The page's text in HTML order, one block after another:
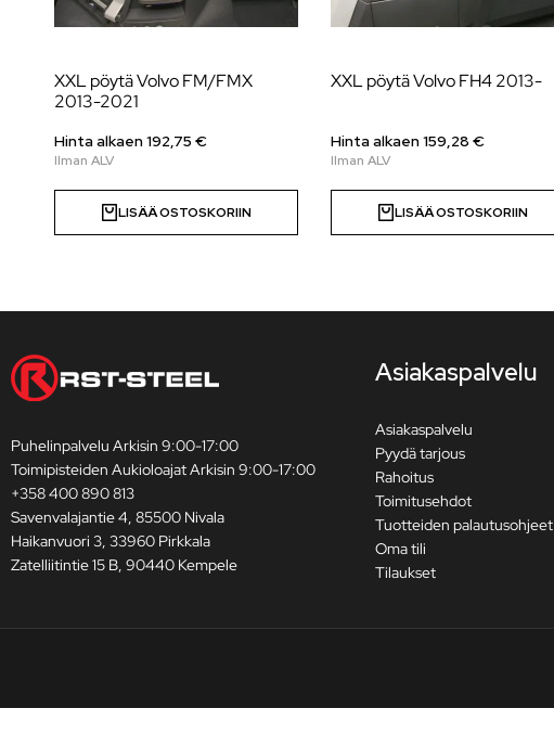
XXL pöytä Volvo FM/FMX
2013-2021
Hinta alkaen 192,75 €
LISÄÄ OSTOSKORIIN
XXL pöytä Volvo FH4 2013-
Hinta alkaen 159,28 €
LISÄÄ OSTOSKORIIN
Puhelinpalvelu Arkisin 9:00-17:00
Toimipisteiden Aukioloajat Arkisin 9:00-17:00
+358 400 890 813
Savenvalajantie 4, 85500 Nivala
Haikanvuori 3, 33960 Pirkkala
Zatelliitintie 15 B, 90440 Kempele
Asiakaspalvelu
Asiakaspalvelu
Pyydä tarjous
Rahoitus
Toimitusehdot
Tuotteiden palautusohjeet
Oma tili
Tilaukset